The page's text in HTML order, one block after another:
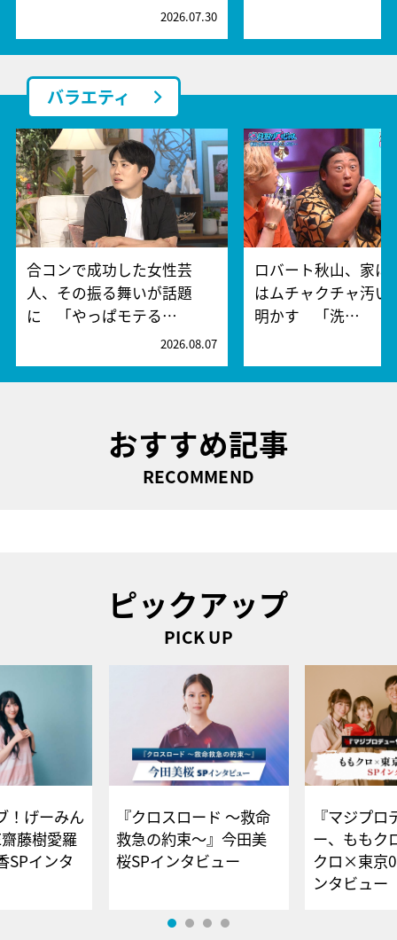
2026.07.30
バラエティ
合コンで成功した女性芸
人、その振る舞いが話題
に 「やっぱモテる…
2026.08.07
ロバート秋山、家に
はムチャクチャ汚い
明かす 「洗…
おすすめ記事
RECOMMEND
ピックアップ
PICK UP
！げーみん
藤樹愛羅
SPインタ
『クロスロード ～救命
救急の約束～』今田美
桜SPインタビュー
『マジプロ
ー、ももク
クロ×東京
ンタビュー